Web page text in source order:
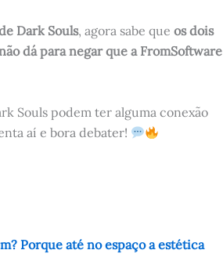
Dark Souls, agora sabe que os dois
dá para negar que a FromSoftware
Souls podem ter alguma conexão
aí e bora debater!
Porque até no espaço a estética